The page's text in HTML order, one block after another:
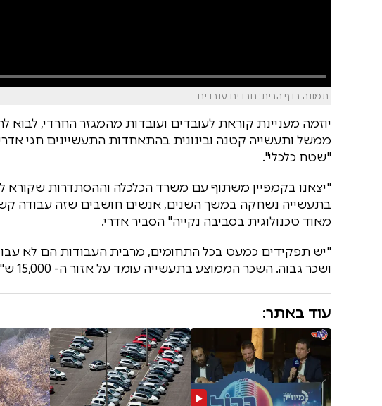
תמונה בדף הבית: חרדים עובדים
יוזמה מעניינת קוראת לעובדים ועובדות מהמגזר החרדי,
ממשל ותעשייה קטנה ובינונית בהתאחדות התעשיינים חגי
"שטח כלכלי".
"יצאנו בקמפיין משתוף עם משרד הכלכלה וההסתדרות שקורא
בתעשייה נשחקה במשך השנים, אנשים חושבים שזה עבודה
מאוד טכנולוגית בסביבה נקייה" הסביר אדרי.
"יש תפקידים כמעט בכל התחומים, מרבית העבודות הם לא
ושכר גבוה. השכר הממוצע בתעשייה עומד על אזור ה- 15,000 ש"ח" הוסיף.
עוד באתר: